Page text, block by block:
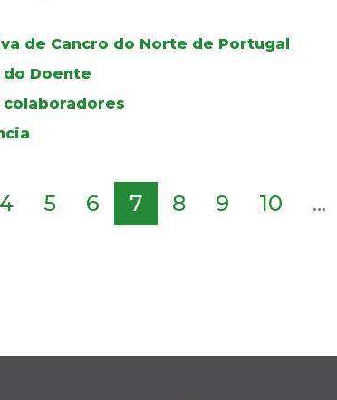
de Cancro do Norte de Portugal
do Doente
4 5 6 7 8 9 10 ...